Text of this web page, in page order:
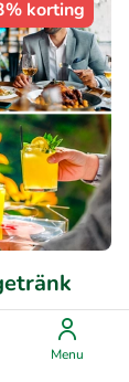
Menu
korting